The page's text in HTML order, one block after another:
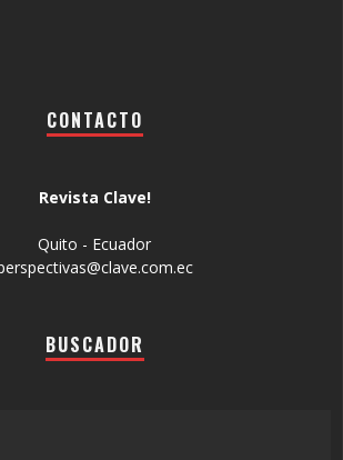
CONTACTO
Revista Clave!
Quito - Ecuador
BUSCADOR